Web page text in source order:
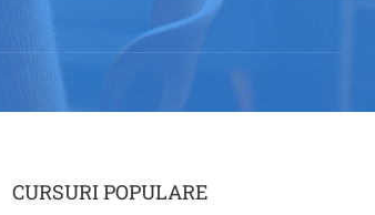
CURSURI POPULARE